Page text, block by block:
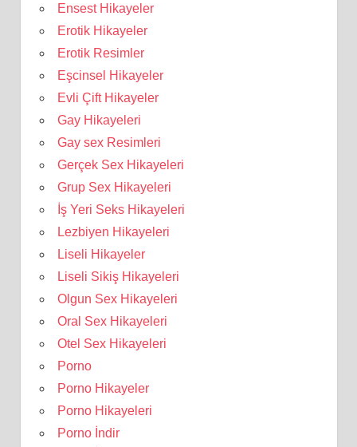
Ensest Hikayeler
Erotik Hikayeler
Erotik Resimler
Eşcinsel Hikayeler
Evli Çift Hikayeler
Gay Hikayeleri
Gay sex Resimleri
Gerçek Sex Hikayeleri
Grup Sex Hikayeleri
İş Yeri Seks Hikayeleri
Lezbiyen Hikayeleri
Liseli Hikayeler
Liseli Sikiş Hikayeleri
Olgun Sex Hikayeleri
Oral Sex Hikayeleri
Otel Sex Hikayeleri
Porno
Porno Hikayeler
Porno Hikayeleri
Porno İndir